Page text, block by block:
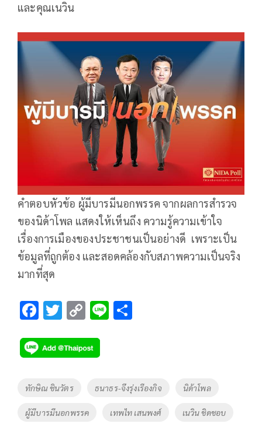
และคุณเนวิน
คำตอบหัวข้อ ผู้มีบารมีนอกพรรค จากผลการสำรวจ
ของนิด้าโพล แสดงให้เห็นถึง ความรู้ความเข้าใจ
เรื่องการเมืองของประชาชนเป็นอย่างดี เพราะเป็น
ข้อมูลที่ถูกต้อง และสอดคล้องกับสภาพความเป็นจริง
มากที่สุด
F
e
b
o
k
T
tt
er
C
p
y
Li
k
Li
Tags
ทักษิณ ชินวัตร ธนาธร-จึงรุ่งเรืองกิจ นิด้าโพล
ผู้มีบารมีนอกพรรค เทพไท เสนพงศ์ เนวิน ชิดชอบ